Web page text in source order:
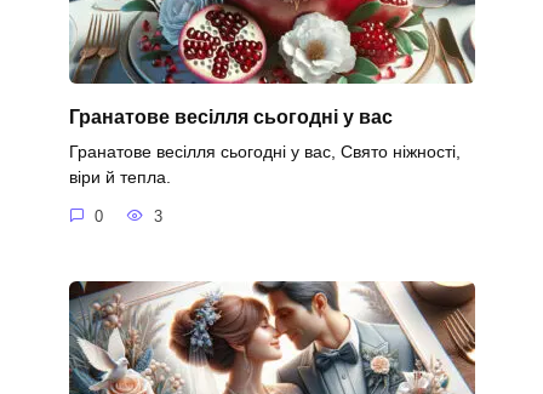
Гранатове весілля сьогодні у вас
Гранатове весілля сьогодні у вас, Свято ніжності,
віри й тепла.
0 3